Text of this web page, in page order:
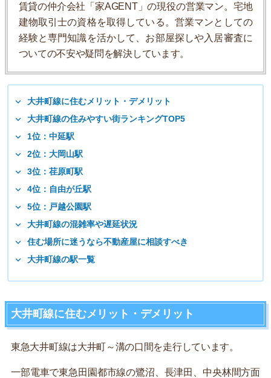
賃貸の仲介会社「家AGENT」の現役の営業マン。宅地
建物取引士の資格を取得している。営業マンとしての
経験と専門知識を活かして、お部屋探しや入居審査に
ついての不安や疑問を解決しています。
大井町線に住むメリット・デメリット
大井町線の住みやすい街ランキングTOP5
1位：中延駅
2位：大岡山駅
3位：荏原町駅
4位：自由が丘駅
5位：戸越公園駅
大井町線の混雑率や遅延状況
住む場所に迷うなら不動産屋に相談すべき
大井町線の駅一覧
大井町線に住むメリット・デメリット
東急大井町線は大井町～溝の口間を走行しています。
一部電車で東急田園都市線の鷺沼、長津田、中央林間方面